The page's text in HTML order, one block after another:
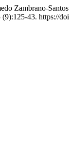
Zambrano-
(9):125-43. https://